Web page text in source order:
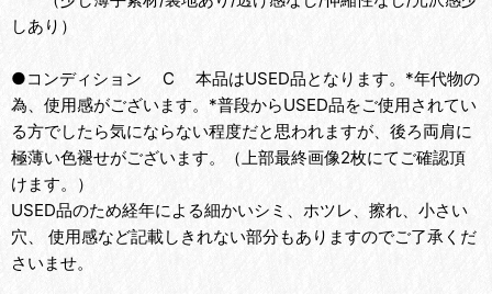
しあり）
●コンディション C 本品はUSED品となります。*年代物の
為、使用感がございます。*普段からUSED品をご使用されてい
る方でしたら気にならない程度だと思われますが、後ろ両肩に
極薄い色褪せがございます。（上部最終画像2枚にてご確認頂
けます。）
USED品のため経年による細かいシミ、ホツレ、擦れ、小さい
穴、 使用感など記載しきれない部分もありますのでご了承くだ
さいませ。